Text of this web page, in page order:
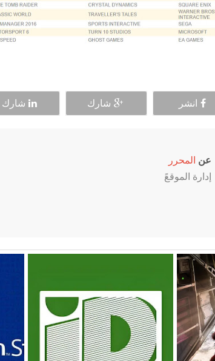
انشر شارك شارك
عن المحرر
إدارة الموقعً